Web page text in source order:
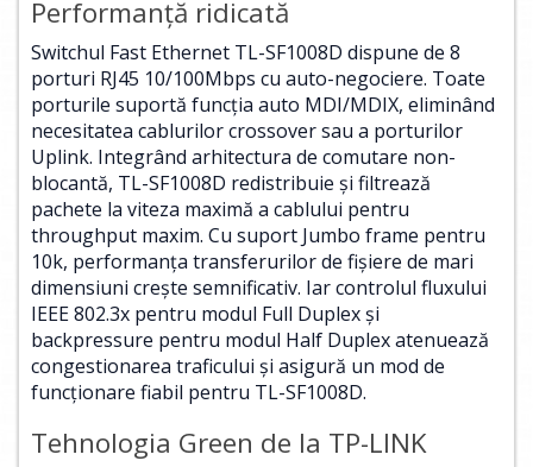
Performanţă ridicată
Switchul Fast Ethernet TL-SF1008D dispune de 8
porturi RJ45 10/100Mbps cu auto-negociere. Toate
porturile suportă funcţia auto MDI/MDIX, eliminând
necesitatea cablurilor crossover sau a porturilor
Uplink. Integrând arhitectura de comutare non-
blocantă, TL-SF1008D redistribuie şi filtrează
pachete la viteza maximă a cablului pentru
throughput maxim. Cu suport Jumbo frame pentru
10k, performanţa transferurilor de fişiere de mari
dimensiuni creşte semnificativ. Iar controlul fluxului
IEEE 802.3x pentru modul Full Duplex şi
backpressure pentru modul Half Duplex atenuează
congestionarea traficului şi asigură un mod de
funcţionare fiabil pentru TL-SF1008D.
Tehnologia Green de la TP-LINK